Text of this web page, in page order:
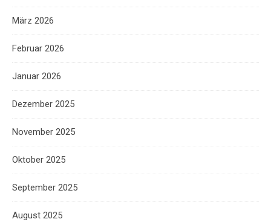
März 2026
Februar 2026
Januar 2026
Dezember 2025
November 2025
Oktober 2025
September 2025
August 2025